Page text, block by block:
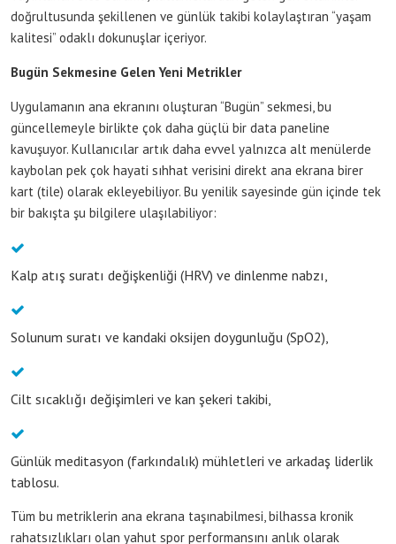
doğrultusunda şekillenen ve günlük takibi kolaylaştıran “yaşam
kalitesi” odaklı dokunuşlar içeriyor.
Bugün Sekmesine Gelen Yeni Metrikler
Uygulamanın ana ekranını oluşturan “Bugün” sekmesi, bu
güncellemeyle birlikte çok daha güçlü bir data paneline
kavuşuyor. Kullanıcılar artık daha evvel yalnızca alt menülerde
kaybolan pek çok hayati sıhhat verisini direkt ana ekrana birer
kart (tile) olarak ekleyebiliyor. Bu yenilik sayesinde gün içinde tek
bir bakışta şu bilgilere ulaşılabiliyor:
Kalp atış suratı değişkenliği (HRV) ve dinlenme nabzı,
Solunum suratı ve kandaki oksijen doygunluğu (SpO2),
Cilt sıcaklığı değişimleri ve kan şekeri takibi,
Günlük meditasyon (farkındalık) mühletleri ve arkadaş liderlik
tablosu.
Tüm bu metriklerin ana ekrana taşınabilmesi, bilhassa kronik
rahatsızlıkları olan yahut spor performansını anlık olarak